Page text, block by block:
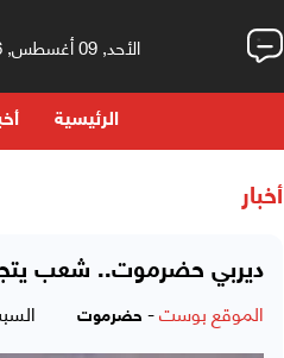
الأحد, 09 أغسطس, 2026 10:46 صباحاً
الرئيسية
أخبار
ديربي حضرموت.. شعب
الموقع بوست- حضرموت السبت, 09 مايو,